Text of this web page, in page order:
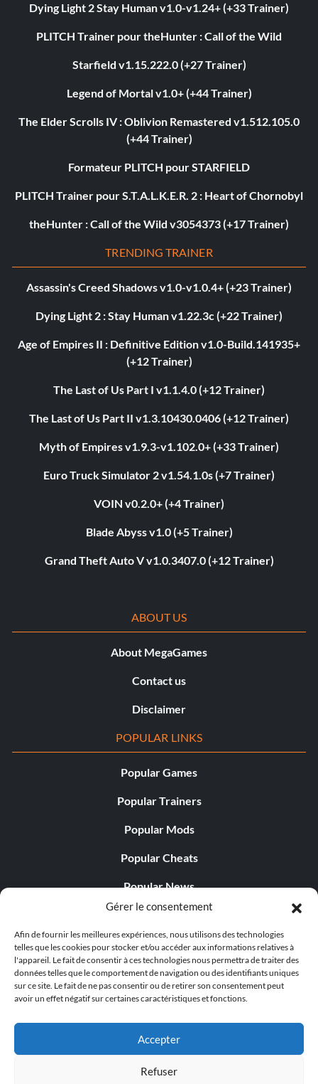
Gérer le consentement
Afin de fournir les meilleures expériences, nous utilisons des technologies
telles que les cookies pour stocker et/ou accéder aux informations relatives à
l'appareil. Le fait de consentir à ces technologies nous permettra de traiter des
données telles que le comportement de navigation ou des identifiants uniques
sur ce site. Le fait de ne pas consentir ou de retirer son consentement peut
avoir un effet négatif sur certaines caractéristiques et fonctions.
Accepter
Refuser
Dying Light 2 Stay Human v1.0-v1.24+ (+33 Trainer)
PLITCH Trainer pour theHunter : Call of the Wild
Starfield v1.15.222.0 (+27 Trainer)
Legend of Mortal v1.0+ (+44 Trainer)
The Elder Scrolls IV : Oblivion Remastered v1.512.105.0
(+44 Trainer)
Formateur PLITCH pour STARFIELD
PLITCH Trainer pour S.T.A.L.K.E.R. 2 : Heart of Chornobyl
theHunter : Call of the Wild v3054373 (+17 Trainer)
TRENDING TRAINER
Assassin's Creed Shadows v1.0-v1.0.4+ (+23 Trainer)
Dying Light 2 : Stay Human v1.22.3c (+22 Trainer)
Age of Empires II : Definitive Edition v1.0-Build.141935+
(+12 Trainer)
The Last of Us Part I v1.1.4.0 (+12 Trainer)
The Last of Us Part II v1.3.10430.0406 (+12 Trainer)
Myth of Empires v1.9.3-v1.102.0+ (+33 Trainer)
Euro Truck Simulator 2 v1.54.1.0s (+7 Trainer)
VOIN v0.2.0+ (+4 Trainer)
Blade Abyss v1.0 (+5 Trainer)
Grand Theft Auto V v1.0.3407.0 (+12 Trainer)
ABOUT US
About MegaGames
Contact us
Disclaimer
POPULAR LINKS
Popular Games
Popular Trainers
Popular Mods
Popular Cheats
Popular News
Popular Editorials
Popular Free Games
LATEST UPDATES